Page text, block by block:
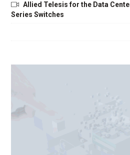
Allied Telesis for the Data
Series Switches